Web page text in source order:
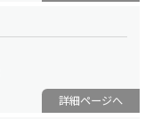
詳細ページへ